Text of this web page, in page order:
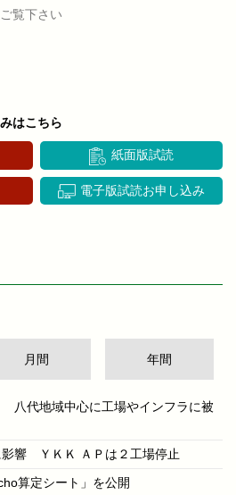
覧下さい
はこちら
紙面版試読
電子版試読お申し込み
月間 年間
八代地域中心に工場やインフラに被
影響 ＹＫＫ ＡＰは２工場停止
算定シート」を公開